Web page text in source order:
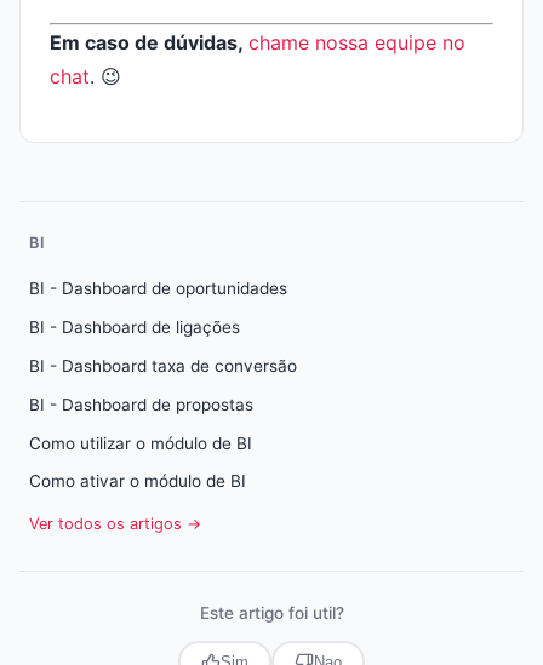
Em caso de dúvidas, chame nossa equipe no
chat. 😉
BI
BI - Dashboard de oportunidades
BI - Dashboard de ligações
BI - Dashboard taxa de conversão
BI - Dashboard de propostas
Como utilizar o módulo de BI
Como ativar o módulo de BI
Ver todos os artigos →
Este artigo foi util?